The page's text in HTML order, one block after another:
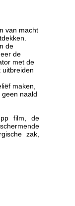
van macht
de
de
met de
uitbreiden
maken,
naald
pp film, de
zak,